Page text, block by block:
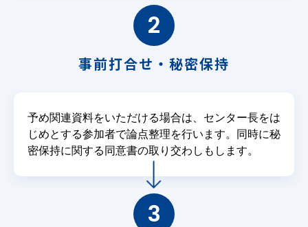
2
事前打合せ・秘密保持
予め関連資料をいただける場合は、センター長をは
じめとする参加者で論点整理を行います。同時に秘
密保持に関する同意書の取り交わしもします。
3